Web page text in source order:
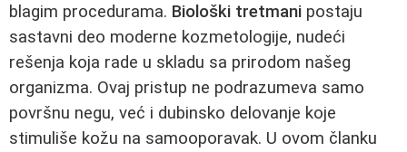
blagim procedurama. Biološki tretmani postaju
sastavni deo moderne kozmetologije, nudeći
rešenja koja rade u skladu sa prirodom našeg
organizma. Ovaj pristup ne podrazumeva samo
površnu negu, već i dubinsko delovanje koje
stimuliše kožu na samooporavak. U ovom članku